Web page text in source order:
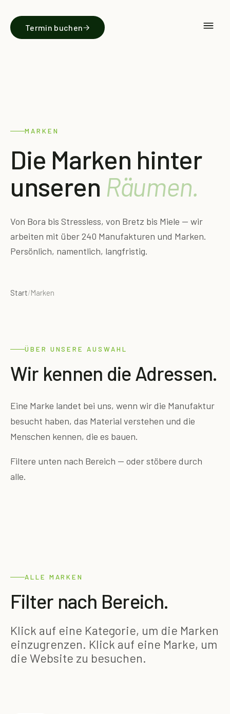
Termin buchen
MARKEN
Die Marken hinter
unseren Räumen.
Von Bora bis Stressless, von Bretz bis Miele — wir
arbeiten mit über 240 Manufakturen und Marken.
Persönlich, namentlich, langfristig.
Start/Marken
ÜBER UNSERE AUSWAHL
Wir kennen die Adressen.
Eine Marke landet bei uns, wenn wir die Manufaktur
besucht haben, das Material verstehen und die
Menschen kennen, die es bauen.
Filtere unten nach Bereich — oder stöbere durch
alle.
ALLE MARKEN
Filter nach Bereich.
Klick auf eine Kategorie, um die Marken
einzugrenzen. Klick auf eine Marke, um
die Website zu besuchen.